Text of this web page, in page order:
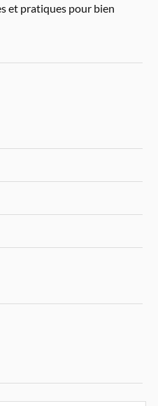
et pratiques pour bien